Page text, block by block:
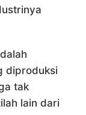
diproduksi
tak
lain dari